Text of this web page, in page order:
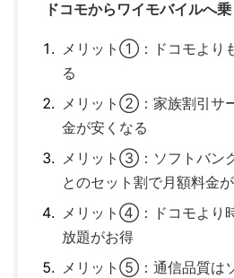
ドコモからワイモバイルへ
メリット①：ドコモより
る
メリット②：家族割引サ
金が安くなる
メリット③：ソフトバン
とのセット割で月額料金
メリット④：ドコモより
放題がお得
メリット⑤：通信品質は